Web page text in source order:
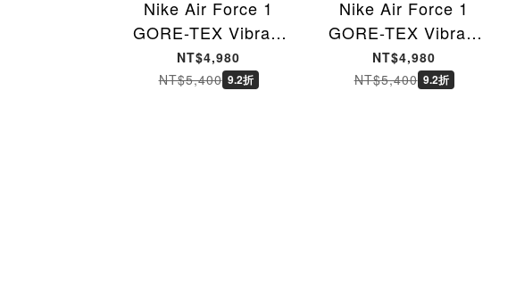
Nike Air Force 1
GORE-TEX Vibram
防水 黑色 休閒鞋 男
鞋 HV5953-001 [台灣
NT$4,980
NT$5,400 9.2折
Nike Air Force 1
GORE-TEX Vibram
防水 白色 休閒鞋 男
鞋 HV5953-100 [台灣
NT$4,980
NT$5,400 9.2折